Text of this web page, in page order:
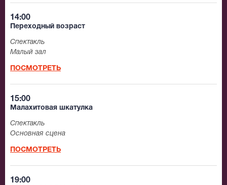
14:00
Переходный возраст
Спектакль
Малый зал
ПОСМОТРЕТЬ
15:00
Малахитовая шкатулка
Спектакль
Основная сцена
ПОСМОТРЕТЬ
19:00